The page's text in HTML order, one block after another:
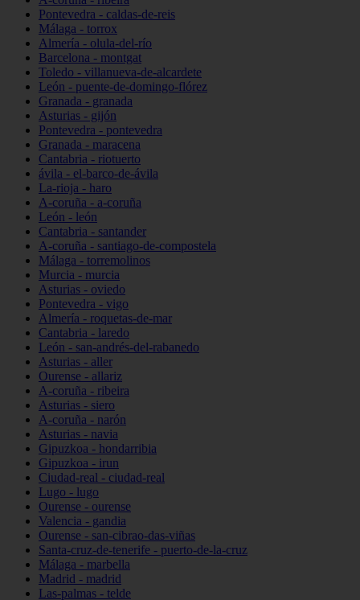
Pontevedra - caldas-de-reis
Málaga - torrox
Almería - olula-del-río
Barcelona - montgat
Toledo - villanueva-de-alcardete
León - puente-de-domingo-flórez
Granada - granada
Asturias - gijón
Pontevedra - pontevedra
Granada - maracena
Cantabria - riotuerto
ávila - el-barco-de-ávila
La-rioja - haro
A-coruña - a-coruña
León - león
Cantabria - santander
A-coruña - santiago-de-compostela
Málaga - torremolinos
Murcia - murcia
Asturias - oviedo
Pontevedra - vigo
Almería - roquetas-de-mar
Cantabria - laredo
León - san-andrés-del-rabanedo
Asturias - aller
Ourense - allariz
A-coruña - ribeira
Asturias - siero
A-coruña - narón
Asturias - navia
Gipuzkoa - hondarribia
Gipuzkoa - irun
Ciudad-real - ciudad-real
Lugo - lugo
Ourense - ourense
Valencia - gandia
Ourense - san-cibrao-das-viñas
Santa-cruz-de-tenerife - puerto-de-la-cruz
Málaga - marbella
Madrid - madrid
Las-palmas - telde